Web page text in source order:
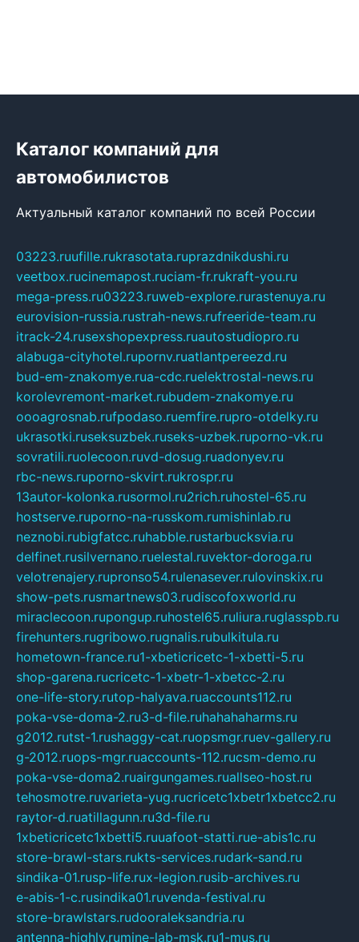
Каталог компаний для
автомобилистов
Актуальный каталог компаний по всей России
03223.ruufille.rukrasotata.ruprazdnikdushi.ru
veetbox.rucinemapost.ruciam-fr.rukraft-you.ru
mega-press.ru03223.ruweb-explore.rurastenuya.ru
eurovision-russia.rustrah-news.rufreeride-team.ru
itrack-24.rusexshopexpress.ruautostudiopro.ru
alabuga-cityhotel.rupornv.ruatlantpereezd.ru
bud-em-znakomye.rua-cdc.ruelektrostal-news.ru
korolevremont-market.rubudem-znakomye.ru
oooagrosnab.rufpodaso.ruemfire.rupro-otdelky.ru
ukrasotki.ruseksuzbek.ruseks-uzbek.ruporno-vk.ru
sovratili.ruolecoon.ruvd-dosug.ruadonyev.ru
rbc-news.ruporno-skvirt.rukrospr.ru
13autor-kolonka.rusormol.ru2rich.ruhostel-65.ru
hostserve.ruporno-na-russkom.rumishinlab.ru
neznobi.rubigfatcc.ruhabble.rustarbucksvia.ru
delfinet.rusilvernano.ruelestal.ruvektor-doroga.ru
velotrenajery.rupronso54.rulenasever.rulovinskix.ru
show-pets.rusmartnews03.rudiscofoxworld.ru
miraclecoon.rupongup.ruhostel65.ruliura.ruglasspb.ru
firehunters.rugribowo.rugnalis.rubulkitula.ru
hometown-france.ru1-xbeticricetc-1-xbetti-5.ru
shop-garena.rucricetc-1-xbetr-1-xbetcc-2.ru
one-life-story.rutop-halyava.ruaccounts112.ru
poka-vse-doma-2.ru3-d-file.ruhahahaharms.ru
g2012.rutst-1.rushaggy-cat.ruopsmgr.ruev-gallery.ru
g-2012.ruops-mgr.ruaccounts-112.rucsm-demo.ru
poka-vse-doma2.ruairgungames.ruallseo-host.ru
tehosmotre.ruvarieta-yug.rucricetc1xbetr1xbetcc2.ru
raytor-d.ruatillagunn.ru3d-file.ru
1xbeticricetc1xbetti5.ruuafoot-statti.rue-abis1c.ru
store-brawl-stars.rukts-services.rudark-sand.ru
sindika-01.rusp-life.rux-legion.rusib-archives.ru
e-abis-1-c.rusindika01.ruvenda-festival.ru
store-brawlstars.rudooraleksandria.ru
antenna-highly.rumine-lab-msk.ru1-mus.ru